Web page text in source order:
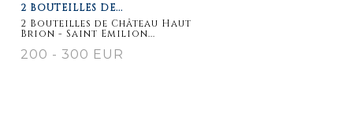
2 BOUTEILLES DE...
2 Bouteilles de Château Haut
Brion - Saint Emilion...
200 - 300 EUR